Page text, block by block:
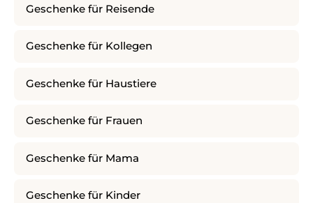
Geschenke für Reisende
Geschenke für Kollegen
Geschenke für Haustiere
Geschenke für Frauen
Geschenke für Mama
Geschenke für Kinder